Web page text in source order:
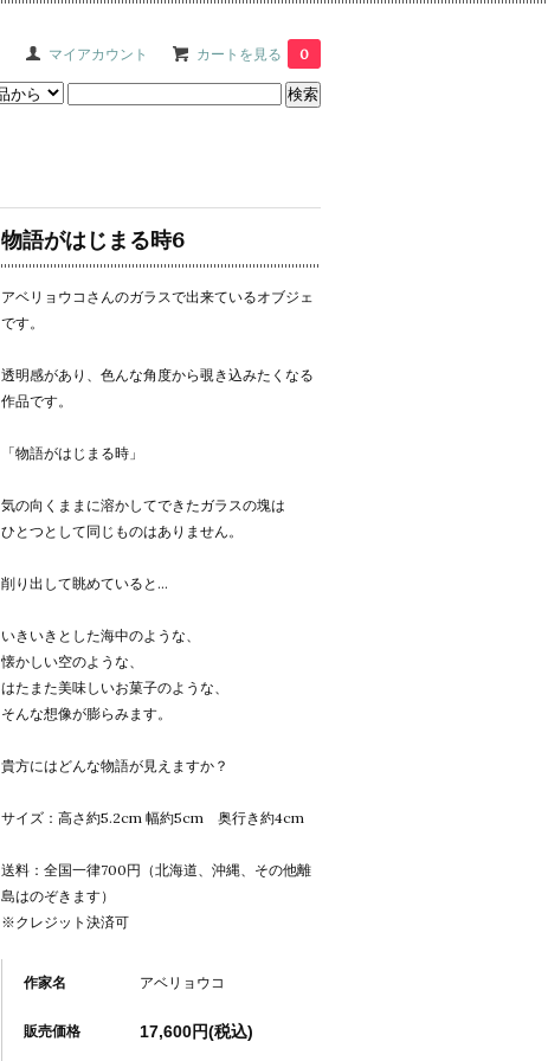
マイアカウント カートを見る 0
物語がはじまる時6
アベリョウコさんのガラスで出来ているオブジェ
です。
透明感があり、色んな角度から覗き込みたくなる
作品です。
「物語がはじまる時」
気の向くままに溶かしてできたガラスの塊は
ひとつとして同じものはありません。
削り出して眺めていると…
いきいきとした海中のような、
懐かしい空のような、
はたまた美味しいお菓子のような、
そんな想像が膨らみます。
貴方にはどんな物語が見えますか？
サイズ：高さ約5.2cm 幅約5cm 奥行き約4cm
送料：全国一律700円（北海道、沖縄、その他離
島はのぞきます）
※クレジット決済可
作家名 アベリョウコ
販売価格 17,600円(税込)